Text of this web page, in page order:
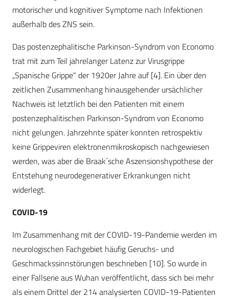
motorischer und kognitiver Symptome nach Infektionen
außerhalb des ZNS sein.
Das postenzephalitische Parkinson-Syndrom von Economo
trat mit zum Teil jahrelanger Latenz zur Virusgrippe
„Spanische Grippe“ der 1920er Jahre auf [4]. Ein über den
zeitlichen Zusammenhang hinausgehender ursächlicher
Nachweis ist letztlich bei den Patienten mit einem
postenzephalitischen Parkinson-Syndrom von Economo
nicht gelungen. Jahrzehnte später konnten retrospektiv
keine Grippeviren elektronenmikroskopisch nachgewiesen
werden, was aber die Braak´sche Aszensionshypothese der
Entstehung neurodegenerativer Erkrankungen nicht
widerlegt.
COVID-19
Im Zusammenhang mit der COVID-19-Pandemie werden im
neurologischen Fachgebiet häufig Geruchs- und
Geschmackssinnstörungen beschrieben [10]. So wurde in
einer Fallserie aus Wuhan veröffentlicht, dass sich bei mehr
als einem Drittel der 214 analysierten COVID-19-Patienten